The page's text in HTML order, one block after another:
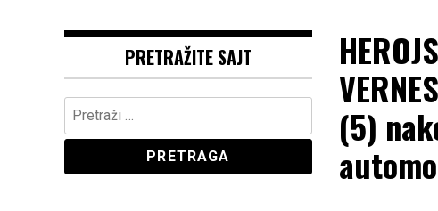
IBALKAN
(5)
PRETRAŽITE SAJT
Pretraga: